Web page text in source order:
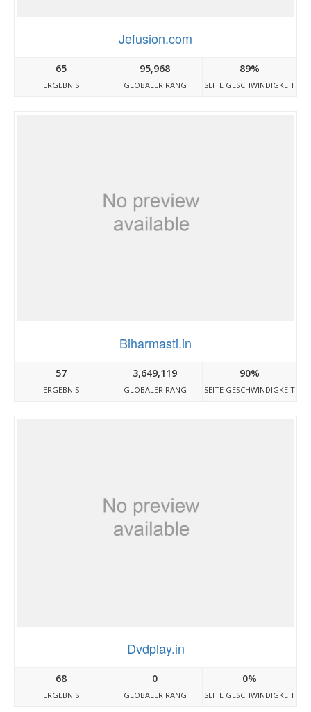
Jefusion.com
65
ERGEBNIS
95,968
GLOBALER RANG
89%
SEITE GESCHWINDIGKEIT
Biharmasti.in
57
ERGEBNIS
3,649,119
GLOBALER RANG
90%
SEITE GESCHWINDIGKEIT
Dvdplay.in
68
ERGEBNIS
0
GLOBALER RANG
0%
SEITE GESCHWINDIGKEIT